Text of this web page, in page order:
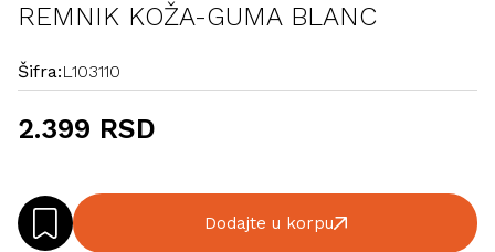
REMNIK KOŽA-GUMA BLANC
Šifra:L103110
2.399 RSD
Dodajte u korpu